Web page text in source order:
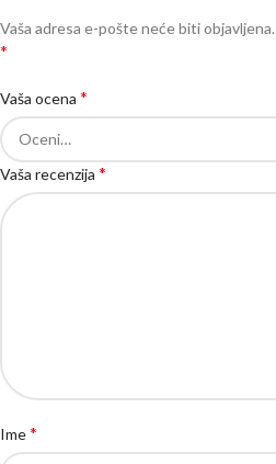
Vaša adresa e-pošte neće biti objavljena.
*
Vaša ocena *
Vaša recenzija *
Ime*